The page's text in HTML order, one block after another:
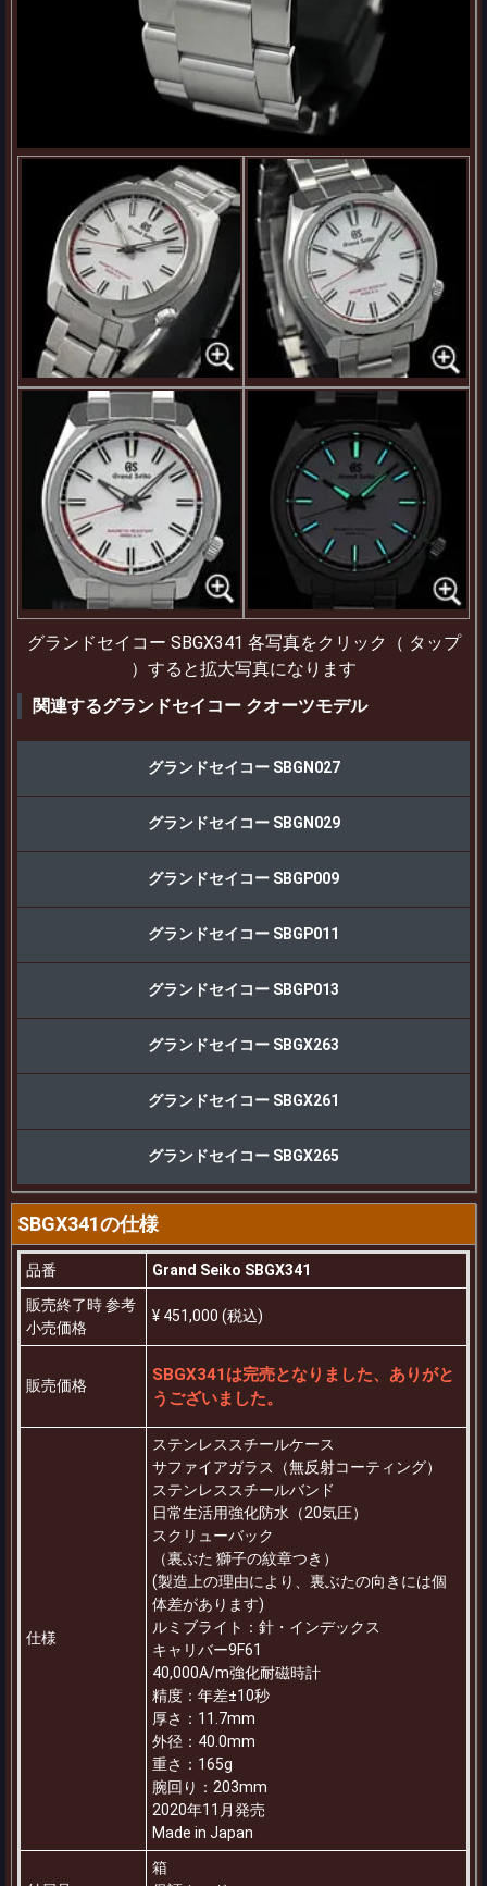
グランドセイコー SBGX341 各写真をクリック（ タップ
）すると拡大写真になります
関連するグランドセイコー クオーツモデル
グランドセイコー SBGN027
グランドセイコー SBGN029
グランドセイコー SBGP009
グランドセイコー SBGP011
グランドセイコー SBGP013
グランドセイコー SBGX263
グランドセイコー SBGX261
グランドセイコー SBGX265
SBGX341の仕様
品番
Grand Seiko SBGX341
販売終了時 参考
小売価格
¥ 451,000 (税込)
販売価格
SBGX341は完売となりました、ありがと
うございました。
仕様
ステンレススチールケース
サファイアガラス（無反射コーティング）
ステンレススチールバンド
日常生活用強化防水（20気圧）
スクリューバック
（裏ぶた 獅子の紋章つき）
(製造上の理由により、裏ぶたの向きには個
体差があります)
ルミブライト：針・インデックス
キャリバー9F61
40,000A/m強化耐磁時計
精度：年差±10秒
厚さ：11.7mm
外径：40.0mm
重さ：165g
腕回り：203mm
2020年11月発売
Made in Japan
箱